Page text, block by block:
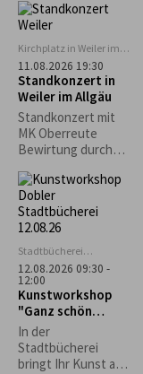
erforderlich.
Kirchplatz in Weiler im
Allgäu
11.08.2026 19:30
Standkonzert in
Weiler im Allgäu
Standkonzert mit
MK Oberreute
Bewirtung durch
Weiler im Allgäu
Stadtbücherei
Lindenberg
12.08.2026 09:30 -
12:00
Kunstworkshop
"Ganz schön
punktig-Yayoi
Kusama"
In der
Stadtbücherei
bringt Ihr Kunst auf